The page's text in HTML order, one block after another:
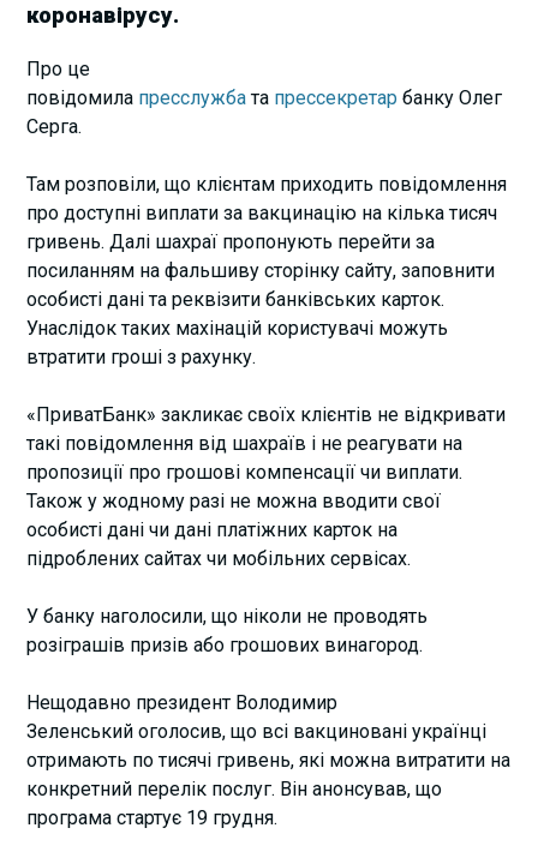
коронавірусу.
Про це
повідомила пресслужбата прессекретар банку Олег
Серга.
Там розповіли, що клієнтам приходить повідомлення
про доступні виплати за вакцинацію на кілька тисяч
гривень. Далі шахраї пропонують перейти за
посиланням на фальшиву сторінку сайту, заповнити
особисті дані та реквізити банківських карток.
Унаслідок таких махінацій користувачі можуть
втратити гроші з рахунку.
«ПриватБанк» закликає своїх клієнтів не відкривати
такі повідомлення від шахраїв і не реагувати на
пропозиції про грошові компенсації чи виплати.
Також у жодному разі не можна вводити свої
особисті дані чи дані платіжних карток на
підроблених сайтах чи мобільних сервісах.
У банку наголосили, що ніколи не проводять
розіграшів призів або грошових винагород.
Нещодавно президент Володимир
Зеленський оголосив, що всі вакциновані українці
отримають по тисячі гривень, які можна витратити на
конкретний перелік послуг. Він анонсував, що
програма стартує 19 грудня.